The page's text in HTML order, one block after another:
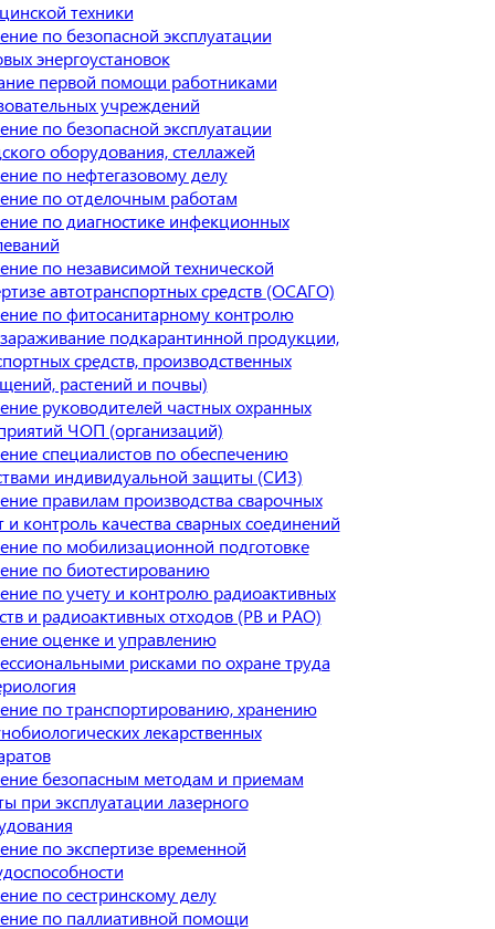
техники
по безопасной эксплуатации
энергоустановок
первой помощи работниками
учреждений
по безопасной эксплуатации
оборудования, стеллажей
по нефтегазовому делу
по отделочным работам
по диагностике инфекционных
по независимой технической
автотранспортных средств (ОСАГО)
по фитосанитарному контролю
подкарантинной продукции,
средств, производственных
растений и почвы)
руководителей частных охранных
ЧОП (организаций)
специалистов по обеспечению
индивидуальной защиты (СИЗ)
правилам производства сварочных
и контроль качества сварных соединений
по мобилизационной подготовке
по биотестированию
по учету и контролю радиоактивных
и радиоактивных отходов (РВ и РАО)
оценке и управлению
рисками по охране труда
по транспортированию, хранению
лекарственных
безопасным методам и приемам
при эксплуатации лазерного
по экспертизе временной
по сестринскому делу
по паллиативной помощи